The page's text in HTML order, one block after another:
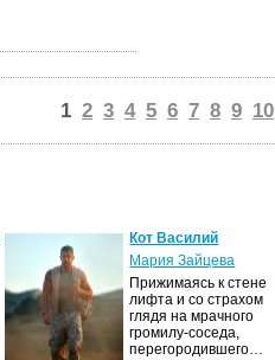
1 2 3 4 5 6 7 8 9 10
Кот Василий
Мария Зайцева
Прижимаясь к стене
лифта и со страхом
глядя на мрачного
громилу-соседа,
перегородившего…